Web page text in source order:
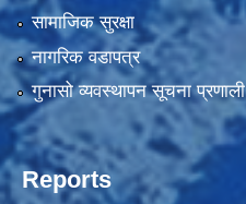
सामाजिक सुरक्षा
नागरिक वडापत्र
गुनासो व्यवस्थापन सूचना प्रणाली
Reports